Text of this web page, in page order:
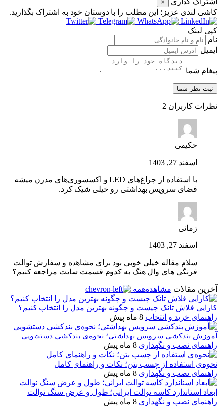
×
کاشی‌ لندی عزیز؛ این مطلب را با دوستان خود به اشتراک بگذارید.
کپی لینک
نام
ایمیل
پیغام شما
نظرات کاربران 2
حکیمی
اسفند 27, 1403
با استفاده از چراغ‌های LED و اکسسوری‌های مدرن میشه
فضای سرویس بهداشتی رو خیلی شیک کرد.
زمانی
اسفند 27, 1403
سلام مقاله خیلی خوبی بود برای مشاهده و سفارش توالت
فرنگی های وال هنگ به کدوم قسمت سایت مراجعه کنیم؟
آخرین مقالات مشاهده‌همه
کارایی فلاش تانک چیست و چگونه بهترین مدل را انتخاب کنیم؟
راهنمای خرید و انتخاب 8 ماه پیش
آموزش بندکشی سرویس بهداشتی؛ نحوه‌ی بندکشی دستشویی
راهنمای نصب و نگهداری 8 ماه پیش
نحوه‌ی استفاده از چسب بتن؛ نکات و راهنمای کامل
راهنمای نصب و نگهداری 8 ماه پیش
ابعاد استاندارد کاسه توالت ایرانی؛ طول و عرض سنگ توالت
راهنمای نصب و نگهداری 8 ماه پیش